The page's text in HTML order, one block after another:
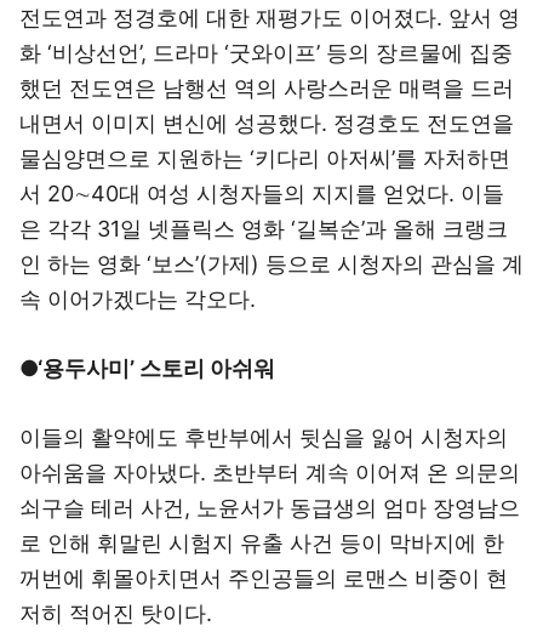
전도연과 정경호에 대한 재평가도 이어졌다. 앞서 영
화 ‘비상선언’, 드라마 ‘굿와이프’ 등의 장르물에 집중
했던 전도연은 남행선 역의 사랑스러운 매력을 드러
내면서 이미지 변신에 성공했다. 정경호도 전도연을
물심양면으로 지원하는 ‘키다리 아저씨’를 자처하면
서 20∼40대 여성 시청자들의 지지를 얻었다. 이들
은 각각 31일 넷플릭스 영화 ‘길복순’과 올해 크랭크
인 하는 영화 ‘보스’(가제) 등으로 시청자의 관심을 계
속 이어가겠다는 각오다.
●‘용두사미’ 스토리 아쉬워
이들의 활약에도 후반부에서 뒷심을 잃어 시청자의
아쉬움을 자아냈다. 초반부터 계속 이어져 온 의문의
쇠구슬 테러 사건, 노윤서가 동급생의 엄마 장영남으
로 인해 휘말린 시험지 유출 사건 등이 막바지에 한
꺼번에 휘몰아치면서 주인공들의 로맨스 비중이 현
저히 적어진 탓이다.